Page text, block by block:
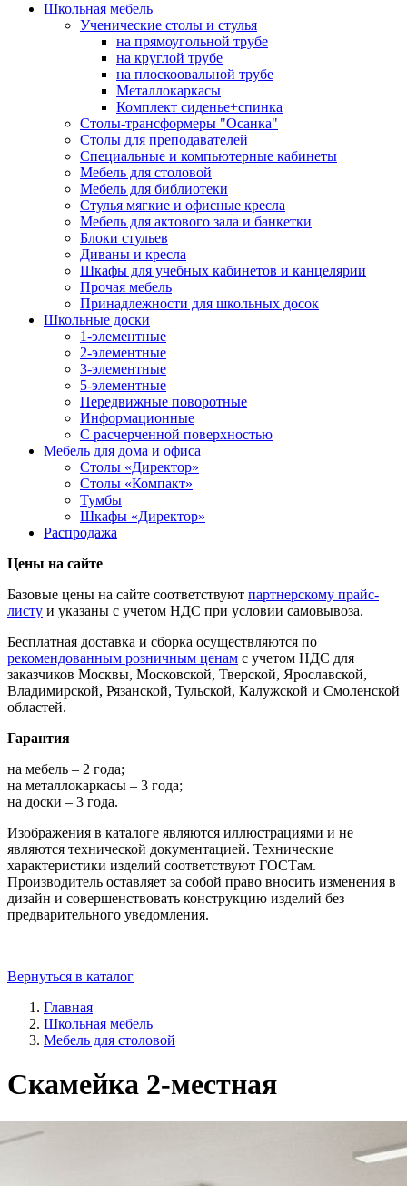
Школьная мебель
Ученические столы и стулья
на прямоугольной трубе
на круглой трубе
на плоскоовальной трубе
Металлокаркасы
Комплект сиденье+спинка
Столы-трансформеры "Осанка"
Столы для преподавателей
Специальные и компьютерные кабинеты
Мебель для столовой
Мебель для библиотеки
Стулья мягкие и офисные кресла
Мебель для актового зала и банкетки
Блоки стульев
Диваны и кресла
Шкафы для учебных кабинетов и канцелярии
Прочая мебель
Принадлежности для школьных досок
Школьные доски
1-элементные
2-элементные
3-элементные
5-элементные
Передвижные поворотные
Информационные
С расчерченной поверхностью
Мебель для дома и офиса
Столы «Директор»
Столы «Компакт»
Тумбы
Шкафы «Директор»
Распродажа
Цены на сайте
Базовые цены на сайте соответствуют партнерскому прайс-
листу и указаны с учетом НДС при условии самовывоза.
Бесплатная доставка и сборка осуществляются по
рекомендованным розничным ценам с учетом НДС для
заказчиков Москвы, Московской, Тверской, Ярославской,
Владимирской, Рязанской, Тульской, Калужской и Смоленской
областей.
Гарантия
на мебель – 2 года;
на металлокаркасы – 3 года;
на доски – 3 года.
Изображения в каталоге являются иллюстрациями и не
являются технической документацией. Технические
характеристики изделий соответствуют ГОСТам.
Производитель оставляет за собой право вносить изменения в
дизайн и совершенствовать конструкцию изделий без
предварительного уведомления.
Вернуться в каталог
Главная
Школьная мебель
Мебель для столовой
Скамейка 2-местная